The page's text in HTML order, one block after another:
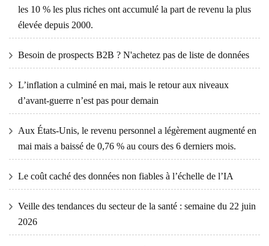
les 10 % les plus riches ont accumulé la part de revenu la plus
élevée depuis 2000.
Besoin de prospects B2B ? N'achetez pas de liste de données
L’inflation a culminé en mai, mais le retour aux niveaux
d’avant-guerre n’est pas pour demain
Aux États-Unis, le revenu personnel a légèrement augmenté en
mai mais a baissé de 0,76 % au cours des 6 derniers mois.
Le coût caché des données non fiables à l’échelle de l’IA
Veille des tendances du secteur de la santé : semaine du 22 juin
2026